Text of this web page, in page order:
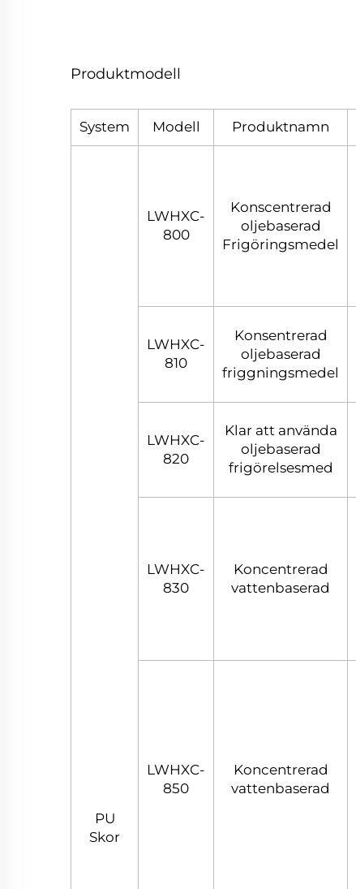
Produktmodell
System Modell Produktnamn
PU
Skor
LWHXC-
800
Konscentrerad
oljebaserad
Frigöringsmedel
LWHXC-
810
Konsentrerad
oljebaserad
friggningsmedel
LWHXC-
820
Klar att använda
oljebaserad
frigörelsesmed
LWHXC-
830
Koncentrerad
vattenbaserad
LWHXC-
850
Koncentrerad
vattenbaserad